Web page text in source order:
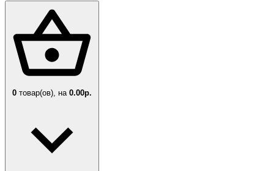
0 товар(ов), на 0.00р.